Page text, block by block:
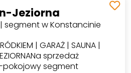
Jeziorna
segment w Konstancinie
| GARAŻ | SAUNA |
sprzedaż
segment